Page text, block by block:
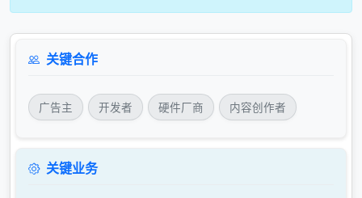
关键合作
广告主 开发者 硬件厂商 内容创作者
关键业务